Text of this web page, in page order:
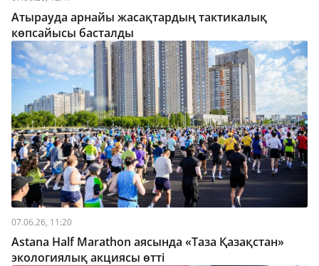
Атырауда арнайы жасақтардың тактикалық
көпсайысы басталды
07.06.26, 11:20
Astana Half Marathon аясында «Таза Қазақстан»
экологиялық акциясы өтті